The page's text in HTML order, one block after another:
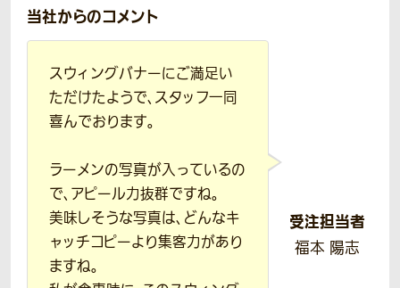
当社からのコメント
スウィングバナーにご満足い
ただけたようで、スタッフ一同
喜んでおります。
ラーメンの写真が入っているの
で、アピール力抜群ですね。
美味しそうな写真は、どんなキ
ャッチコピーより集客力があり
ますね。
受注担当者
福本 陽志